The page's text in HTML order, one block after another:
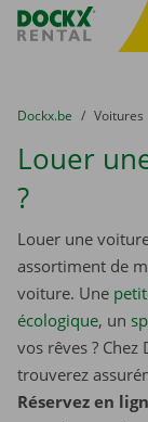
sitename
You are here:
du
Dockx.be to
Voitures
Louer
?
Louer une
assortiment de
voiture. Une
écologique, un
vos rêves ?
trouverez
Réservez en